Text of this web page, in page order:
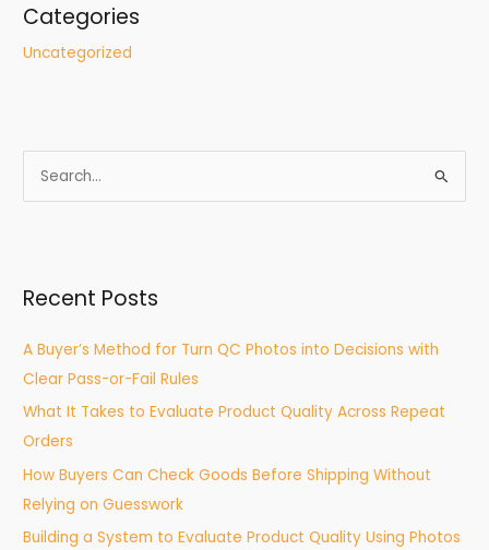
Categories
Uncategorized
e
c
f
o
r
:
Recent Posts
A Buyer’s Method for Turn QC Photos into Decisions with
Clear Pass-or-Fail Rules
What It Takes to Evaluate Product Quality Across Repeat
Orders
How Buyers Can Check Goods Before Shipping Without
Relying on Guesswork
Building a System to Evaluate Product Quality Using Photos